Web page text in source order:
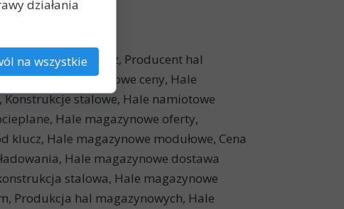
na sprzedaż, Producent hal
Hale magazynowe ceny, Hale
stalowe, Hale namiotowe
Hale magazynowe oferty,
Hale magazynowe modułowe, Cena
Hale magazynowe dostawa
stalowa, Hale magazynowe
Produkcja hal magazynowych, Hale
działania
na wszystkie